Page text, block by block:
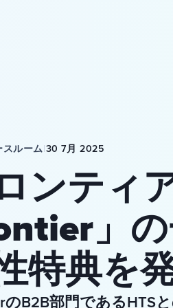
スルーム 30 7月 2025
ンティ
」
特典を
のB2B部門であるHTS